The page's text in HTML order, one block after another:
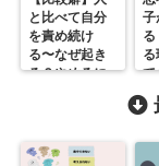
と比べて自分
を責め続け
る〜なぜ起き
る？やめるに
子
る
る
で
は